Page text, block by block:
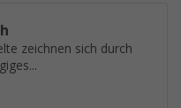
zeichnen sich durch